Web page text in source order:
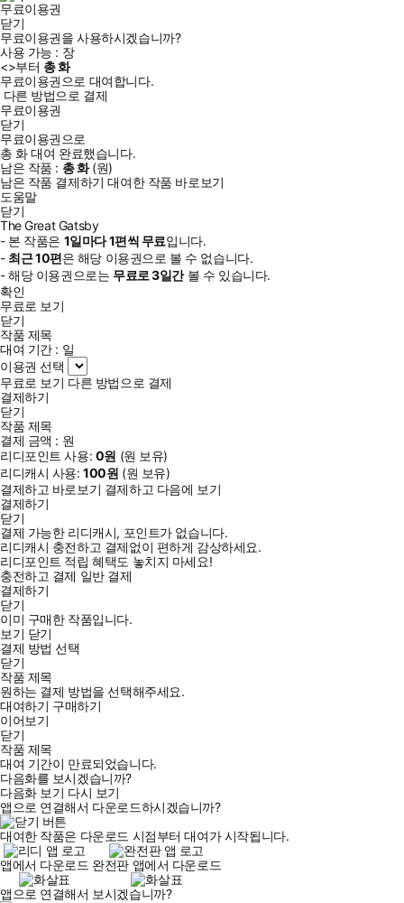
무료이용권
닫기
무료이용권을 사용하시겠습니까?
사용 가능 : 장
<>부터 총화
무료이용권으로 대여합니다.
다른 방법으로 결제
무료이용권
닫기
무료이용권으로
총 화대여 완료했습니다.
남은 작품 : 총화(원)
남은 작품 결제하기 대여한 작품 바로보기
도움말
닫기
The Great Gatsby
- 본 작품은 1일마다1편씩 무료입니다.
- 최근10편은 해당 이용권으로 볼 수 없습니다.
- 해당 이용권으로는 무료로3일간볼 수 있습니다.
확인
무료로 보기
닫기
작품 제목
대여 기간 : 일
이용권 선택
무료로 보기 다른 방법으로 결제
결제하기
닫기
작품 제목
결제 금액 : 원
리디포인트 사용: 0원 (원 보유)
리디캐시 사용:100원 (원 보유)
결제하고 바로보기 결제하고 다음에 보기
결제하기
닫기
결제 가능한 리디캐시, 포인트가 없습니다.
리디캐시 충전하고 결제없이 편하게 감상하세요.
리디포인트 적립 혜택도 놓치지 마세요!
충전하고 결제 일반 결제
결제하기
닫기
이미 구매한 작품입니다.
보기 닫기
결제 방법 선택
닫기
작품 제목
원하는 결제 방법을 선택해주세요.
대여하기 구매하기
이어보기
닫기
작품 제목
대여 기간이 만료되었습니다.
다음화를 보시겠습니까?
다음화 보기 다시 보기
앱으로 연결해서 다운로드하시겠습니까?
대여한 작품은 다운로드 시점부터 대여가 시작됩니다.
앱에서 다운로드 완전판 앱에서 다운로드
앱으로 연결해서 보시겠습니까?